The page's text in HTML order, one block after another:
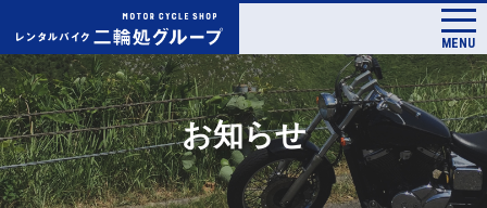
MENU
お知らせ